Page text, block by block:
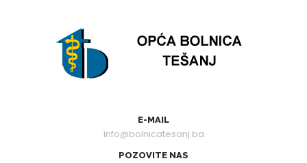
E-MAIL
info@bolnicatesanj.ba
POZOVITE NAS